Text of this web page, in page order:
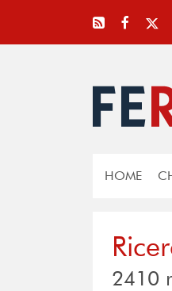
HOME
2410